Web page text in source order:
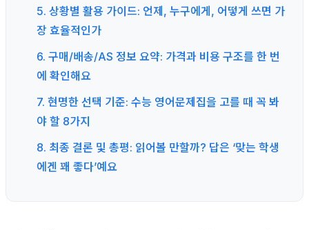
5. 상황별 활용 가이드: 언제, 누구에게, 어떻게 쓰면 가
장 효율적인가
6. 구매/배송/AS 정보 요약: 가격과 비용 구조를 한 번
에 확인해요
7. 현명한 선택 기준: 수능 영어문제집을 고를 때 꼭 봐
야 할 8가지
8. 최종 결론 및 총평: 읽어볼 만할까? 답은 ‘맞는 학생
에겐 꽤 좋다’예요